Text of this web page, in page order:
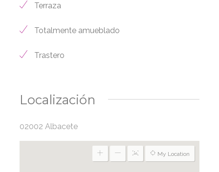
Terraza
Totalmente amueblado
Trastero
Localización
02002 Albacete
My Location